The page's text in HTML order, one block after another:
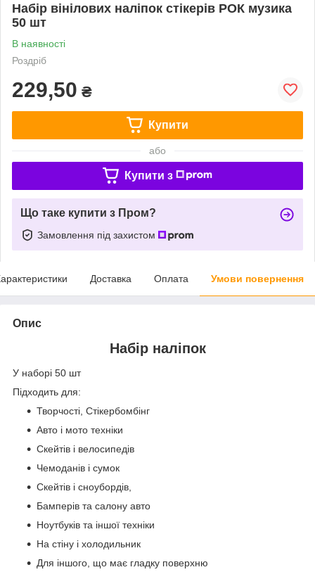
Набір вінілових наліпок стікерів РОК музика
50 шт
В наявності
Роздріб
229,50 ₴
Купити
або
Купити з
Що таке купити з Пром?
Замовлення під захистом
Доставка Оплата Умови повернення
Опис
Набір наліпок
У наборі 50 шт
Підходить для:
Творчості, Стікербомбінг
Авто і мото техніки
Скейтів і велосипедів
Чемоданів і сумок
Скейтів і сноубордів,
Бамперів та салону авто
Ноутбуків та іншої техніки
На стіну і холодильник
Для іншого, що має гладку поверхню